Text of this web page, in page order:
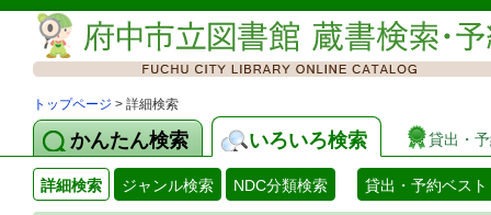
トップページ > 詳細検索
かんたん検索 いろいろ検索 貸出・
詳細検索 ジャンル検索 NDC分類検索 貸出・予約ベスト